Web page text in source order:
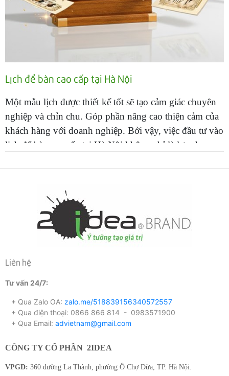
Lịch để bàn cao cấp tại Hà Nội
Một mẫu lịch được thiết kế tốt sẽ tạo cảm giác chuyên
nghiệp và chỉn chu. Góp phần nâng cao thiện cảm của
khách hàng với doanh nghiệp. Bởi vậy, việc đầu tư vào
lịch để bàn cao cấp tại Hà Nội không chỉ là lựa chọn
Liên hệ
Tư vấn 24/7:
+ Qua Zalo OA: zalo.me/518839156340572557
+ Qua điện thoại: 0866 866 814 - 0983571900
+ Qua Email: advietnam@gmail.com
CÔNG TY CỔ PHẦN 2IDEA
VPGD: 360 đường La Thành, phường Ô Chợ Dừa, TP. Hà Nội.